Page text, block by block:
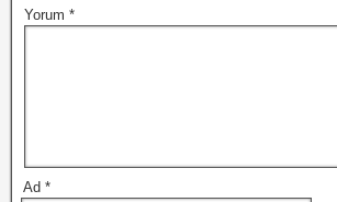
Yorum *
Ad *